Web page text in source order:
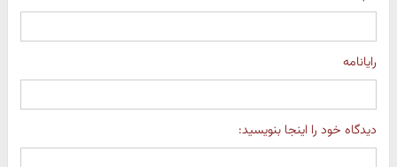
رایانامه
دیدگاه خود را اینجا بنویسید: